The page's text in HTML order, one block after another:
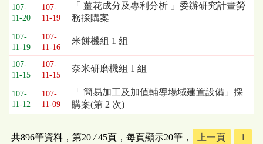
107-
11-20
107-
11-19
「 薑花成分及專利分析 」委辦研究計畫勞
務採購案
107-
11-19
107-
11-16
米餅機組 1 組
107-
11-15
107-
11-15
奈米研磨機組 1 組
107-
11-12
107-
11-09
「 簡易加工及加值輔導場域建置設備」採
購案(第 2 次)
共896筆資料，第20/45頁，每頁顯示20筆， 上一頁 1